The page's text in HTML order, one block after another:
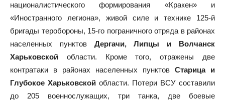
националистического формирования «Кракен» и
«Иностранного легиона», живой силе и технике 125-й
бригады теробороны, 15-го пограничного отряда в районах
населенных пунктов Дергачи, Липцы и Волчанск
Харьковской области. Кроме того, отражены две
контратаки в районах населенных пунктов Старица и
Глубокое Харьковской области. Потери ВСУ составили
до 205 военнослужащих, три танка, две боевые